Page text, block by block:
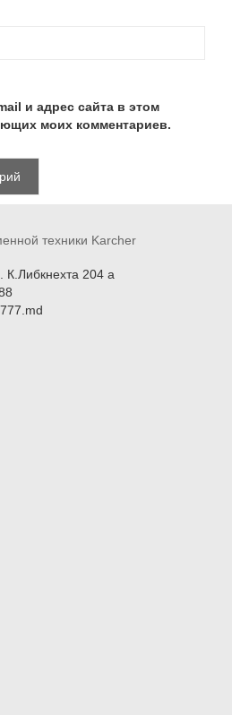
и адрес сайта в этом
моих комментариев.
К.Либкнехта 204 а